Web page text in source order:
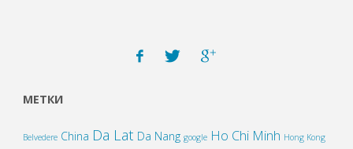
МЕТКИ
Belvedere China Da Lat Da Nang google Ho Chi Minh Hong Kong